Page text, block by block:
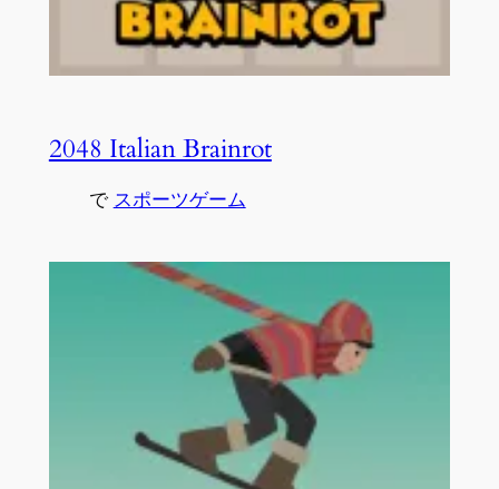
2048 Italian Brainrot
で スポーツゲーム